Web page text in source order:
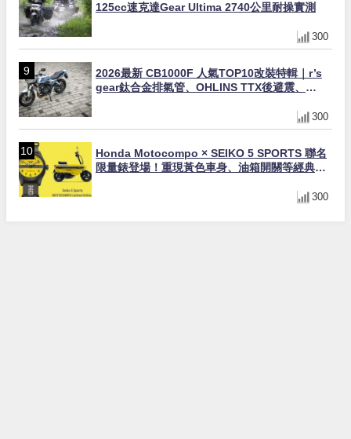
125cc速克達Gear Ultima 2740公里耐操實測
300
2026最新 CB1000F 人氣TOP10改裝特輯｜r’s
gear鈦合金排氣管、OHLINS TTX後避震、
300
Honda Motocompo × SEIKO 5 SPORTS 聯名
限量錶登場！重現黃色車身、油箱開關等經典設
300